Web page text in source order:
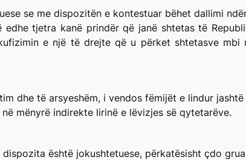
se me dispozitën e kontestuar bëhet dallimi
tjetra kanë prindër që janë shtetas të
e një të drejte që u përket shtetasve mbi
dhe të arsyeshëm, i vendos fëmijët e lindur
mënyrë indirekte lirinë e lëvizjes së qytetarëve.
është jokushtetuese, përkatësisht çdo